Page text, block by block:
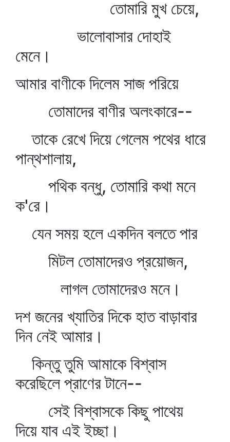
তোমারি মুখ চেয়ে,
ভালোবাসার দোহাই
মেনে।
আমার বাণীকে দিলেম সাজ পরিয়ে
তোমাদের বাণীর অলংকারে--
তাকে রেখে দিয়ে গেলেম পথের ধারে
পান্থশালায়,
পথিক বন্ধু, তোমারি কথা মনে
ক'রে।
যেন সময় হলে একদিন বলতে পার
মিটল তোমাদেরও প্রয়োজন,
লাগল তোমাদেরও মনে।
দশ জনের খ্যাতির দিকে হাত বাড়াবার
দিন নেই আমার।
কিন্তু তুমি আমাকে বিশ্বাস
করেছিলে প্রাণের টানে--
সেই বিশ্বাসকে কিছু পাথেয়
দিয়ে যাব এই ইচ্ছা।